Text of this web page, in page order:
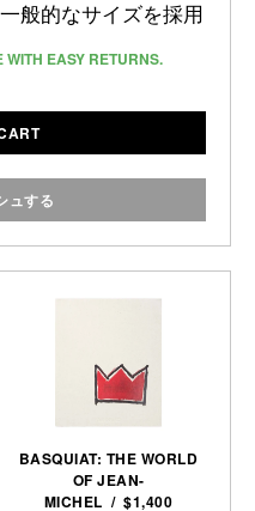
般的なサイズを採用
EASY RETURNS.
ュする
BASQUIAT: THE WORLD
OF JEAN-
MICHEL / $1,400